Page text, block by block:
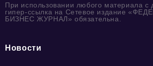
При использовании любого материала с
гипер-ссылка на Сетевое издание
БИЗНЕС ЖУРНАЛ» обязательна.
Новости